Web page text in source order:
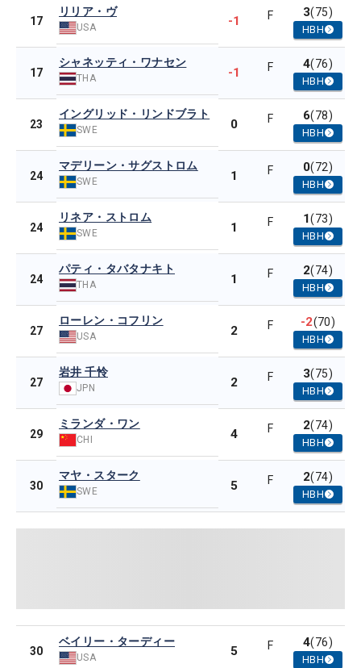
17
リリア・ヴ
USA -1 F 3(75)
HBH
17
シャネッティ・ワナセン
THA -1 F 4(76)
HBH
23
イングリッド・リンドブラト
SWE 0 F 6(78)
HBH
24
マデリーン・サグストロム
SWE 1 F 0(72)
HBH
24
リネア・ストロム
SWE 1 F 1(73)
HBH
24
パティ・タバタナキト
THA 1 F 2(74)
HBH
27
ローレン・コフリン
USA 2 F -2(70)
HBH
27
岩井 千怜
JPN 2 F 3(75)
HBH
29
ミランダ・ワン
CHI 4 F 2(74)
HBH
30
マヤ・スターク
SWE 5 F 2(74)
HBH
30
ベイリー・ターディー
USA 5 F 4(76)
HBH